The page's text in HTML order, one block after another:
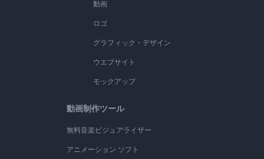
動画
ロゴ
グラフィック・デザイン
ウエブサイト
モックアップ
動画制作ツール
無料音楽ビジュアライザー
アニメーション ソフト